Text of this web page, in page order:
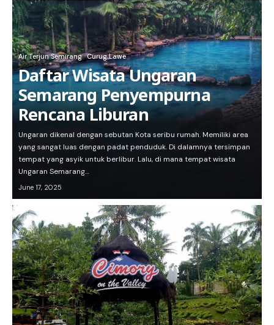
Air Terjun Semirang Curug Lawe
Daftar Wisata Ungaran
Semarang Penyempurna
Rencana Liburan
Ungaran dikenal dengan sebutan Kota seribu rumah. Memiliki area
yang sangat luas dengan padat penduduk. Di dalamnya tersimpan
tempat yang asyik untuk berlibur. Lalu, di mana tempat wisata
Ungaran Semarang…
June 17, 2025